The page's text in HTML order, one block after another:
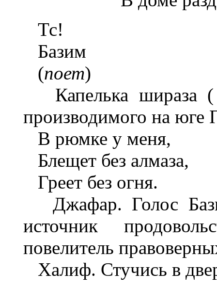
Тс!
Базим
(поет)
Капелька шираза (
производимого на юге
В рюмке у меня,
Блещет без алмаза,
Греет без огня.
Джафар. Голос
источник
повелитель
Халиф. Стучись в